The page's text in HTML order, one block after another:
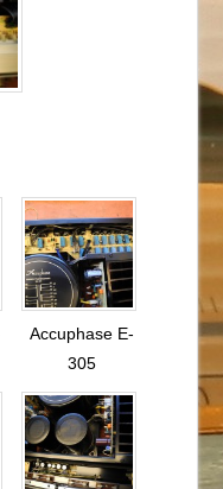
Accuphase E-
305